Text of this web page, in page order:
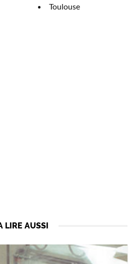
Toulouse
LIRE AUSSI